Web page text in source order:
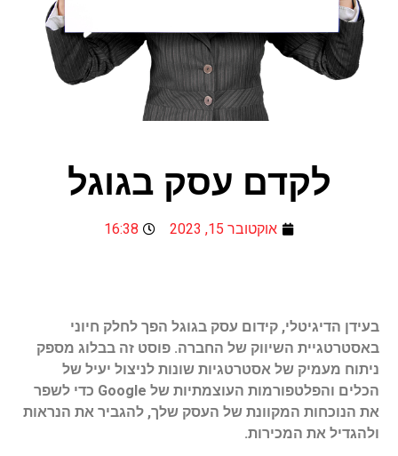
לקדם עסק בגוגל
אוקטובר 15, 2023 16:38
בעידן הדיגיטלי, קידום עסק בגוגל הפך לחלק חיוני
באסטרטגיית השיווק של החברה. פוסט זה בבלוג מספק
ניתוח מעמיק של אסטרטגיות שונות לניצול יעיל של
הכלים והפלטפורמות העוצמתיות של Google כדי לשפר
את הנוכחות המקוונת של העסק שלך, להגביר את הנראות
ולהגדיל את המכירות.